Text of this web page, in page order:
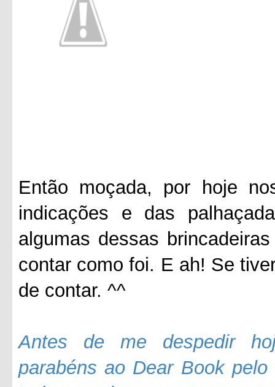
Então moçada, por hoje
indicações e das
algumas dessas
contar como foi. E ah! Se
de contar. ^^
Antes de me despedir
parabéns ao Dear Book